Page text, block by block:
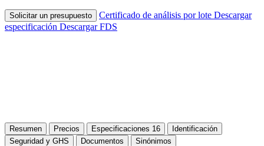
Solicitar un presupuesto Certificado de análisis por lote Descargar
especificación Descargar FDS
Resumen Precios Especificaciones 16
Identificación
Seguridad y GHS
Documentos
Sinónimos